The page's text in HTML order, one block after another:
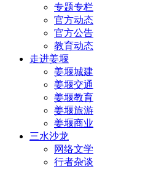
专题专栏
官方动态
官方公告
教育动态
走进姜堰
姜堰城建
姜堰交通
姜堰教育
姜堰旅游
姜堰商业
三水沙龙
网络文学
行者杂谈